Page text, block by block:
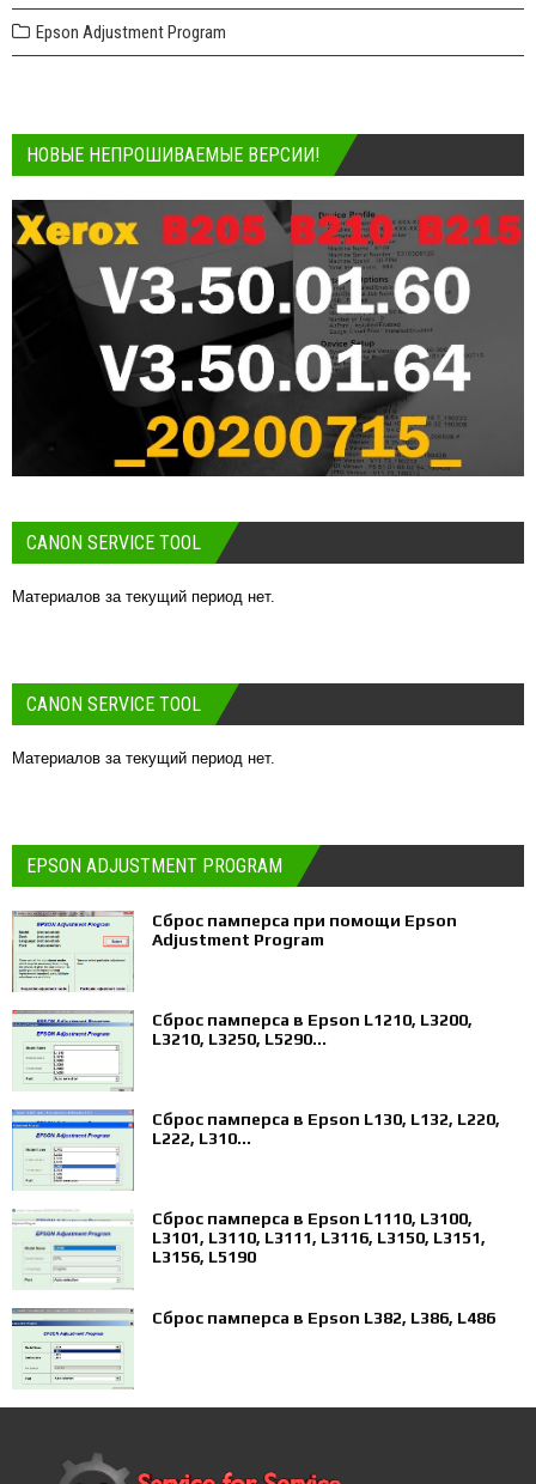
Epson Adjustment Program
НОВЫЕ НЕПРОШИВАЕМЫЕ ВЕРСИИ!
CANON SERVICE TOOL
Материалов за текущий период нет.
CANON SERVICE TOOL
Материалов за текущий период нет.
EPSON ADJUSTMENT PROGRAM
Сброс памперса при помощи Epson
Adjustment Program
Сброс памперса в Epson L1210, L3200,
L3210, L3250, L5290...
Сброс памперса в Epson L130, L132, L220,
L222, L310...
Сброс памперса в Epson L1110, L3100,
L3101, L3110, L3111, L3116, L3150, L3151,
L3156, L5190
Сброс памперса в Epson L382, L386, L486